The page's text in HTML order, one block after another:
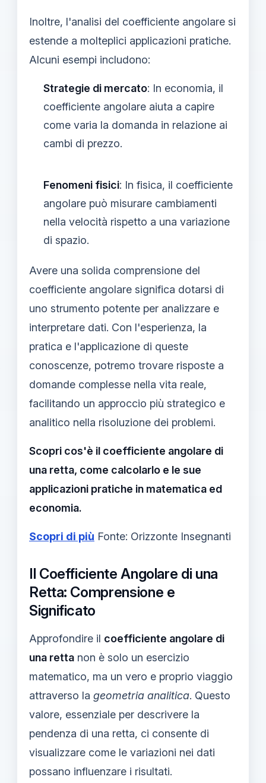
Inoltre, l'analisi del coefficiente angolare si
estende a molteplici applicazioni pratiche.
Alcuni esempi includono:
Strategie di mercato: In economia, il
coefficiente angolare aiuta a capire
come varia la domanda in relazione ai
cambi di prezzo.
Fenomeni fisici: In fisica, il coefficiente
angolare può misurare cambiamenti
nella velocità rispetto a una variazione
di spazio.
Avere una solida comprensione del
coefficiente angolare significa dotarsi di
uno strumento potente per analizzare e
interpretare dati. Con l'esperienza, la
pratica e l'applicazione di queste
conoscenze, potremo trovare risposte a
domande complesse nella vita reale,
facilitando un approccio più strategico e
analitico nella risoluzione dei problemi.
Scopri cos'è il coefficiente angolare di
una retta, come calcolarlo e le sue
applicazioni pratiche in matematica ed
economia.
Scopri di più Fonte: Orizzonte Insegnanti
Il Coefficiente Angolare di una
Retta: Comprensione e
Significato
Approfondire il coefficiente angolare di
una retta non è solo un esercizio
matematico, ma un vero e proprio viaggio
attraverso la geometria analitica. Questo
valore, essenziale per descrivere la
pendenza di una retta, ci consente di
visualizzare come le variazioni nei dati
possano influenzare i risultati.